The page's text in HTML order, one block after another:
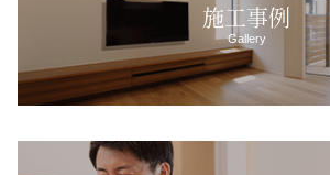
施工事例
Gallery